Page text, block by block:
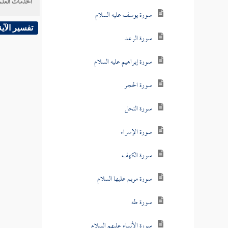
سورة يوسف عليه السلام
سورة الرعد
سورة إبراهيم عليه السلام
سورة الحجر
سورة النحل
سورة الإسراء
سورة الكهف
سورة مريم عليها السلام
سورة طه
تفسير